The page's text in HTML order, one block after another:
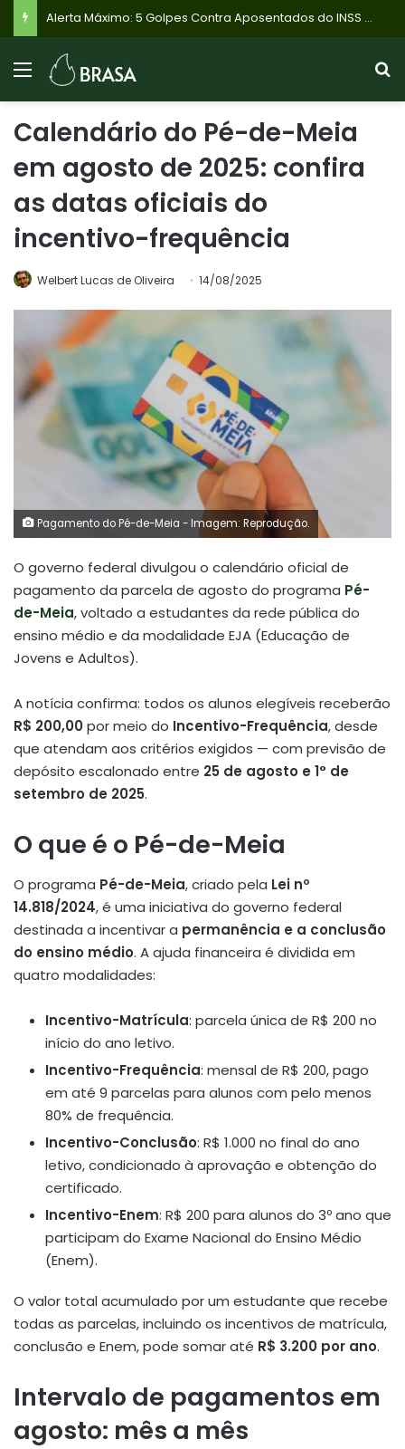
Flávio Bolsonaro: PL reitera apoio a Roscoe para Governo de Minas, mas Cleitinho Azevedo pode retomar candidatura com apoio do PL de Betim
Calendário do Pé-de-Meia
em agosto de 2025: confira
as datas oficiais do
incentivo-frequência
Welbert Lucas de Oliveira 14/08/2025
Pagamento do Pé-de-Meia - Imagem: Reprodução.
O governo federal divulgou o calendário oficial de
pagamento da parcela de agosto do programa Pé-
de-Meia, voltado a estudantes da rede pública do
ensino médio e da modalidade EJA (Educação de
Jovens e Adultos).
A notícia confirma: todos os alunos elegíveis receberão
R$ 200,00por meio do Incentivo-Frequência, desde
que atendam aos critérios exigidos — com previsão de
depósito escalonado entre 25 de agosto e 1° de
setembro de 2025.
O que é o Pé-de-Meia
O programa Pé-de-Meia, criado pela Lei nº
14.818/2024, é uma iniciativa do governo federal
destinada a incentivar a permanência e a conclusão
do ensino médio. A ajuda financeira é dividida em
quatro modalidades:
Incentivo-Matrícula: parcela única de R$ 200 no
início do ano letivo.
Incentivo-Frequência: mensal de R$ 200, pago
em até 9 parcelas para alunos com pelo menos
80% de frequência.
Incentivo-Conclusão: R$ 1.000 no final do ano
letivo, condicionado à aprovação e obtenção do
certificado.
Incentivo-Enem: R$ 200 para alunos do 3º ano que
participam do Exame Nacional do Ensino Médio
(Enem).
O valor total acumulado por um estudante que recebe
todas as parcelas, incluindo os incentivos de matrícula,
conclusão e Enem, pode somar até R$ 3.200 por ano.
Intervalo de pagamentos em
agosto: mês a mês